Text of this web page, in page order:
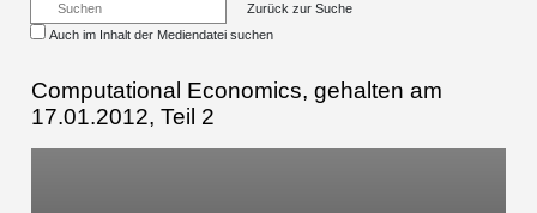
Zurück zur Suche
Auch im Inhalt der Mediendatei suchen
Computational Economics, gehalten am
17.01.2012, Teil 2